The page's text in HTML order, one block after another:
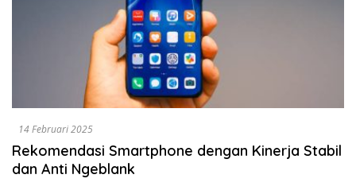
14 Februari 2025
Rekomendasi Smartphone dengan Kinerja Stabil
dan Anti Ngeblank